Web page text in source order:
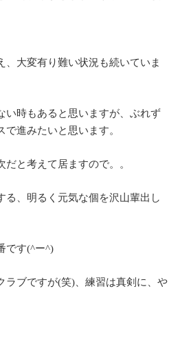
、大変有り難い状況も続いていま
い時もあると思いますが、ぶれず
進みたいと思います。
と考えて居ますので。。
る、明るく元気な個を沢山輩出し
です(^ー^)
ラブですが(笑)、練習は真剣に、や